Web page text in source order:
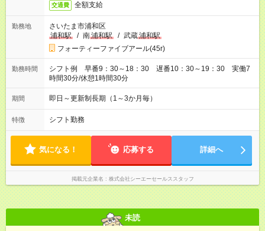
交通費 全額支給
勤務地
さいたま市浦和区
浦和駅
/ 南浦和駅 / 武蔵浦和駅
フォーティーファイブアール(45r)
勤務時間
シフト例 早番9：30～18：30 遅番10：30～19：30 実働7
時間30分/休憩1時間30分
期間 即日～更新制長期（1～3か月毎）
特徴 シフト勤務
気になる！ 応募する 詳細へ
掲載元企業名 株式会社シーエーセールススタッフ
未読